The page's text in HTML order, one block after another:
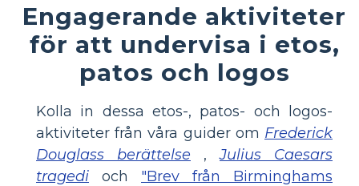
Engagerande aktiviteter
för att undervisa i etos,
patos och logos
Kolla in dessa etos-, patos- och logos-
aktiviteter från våra guider om Frederick
Douglass berättelse ,Julius Caesars
tragedi och "Brev från Birminghams